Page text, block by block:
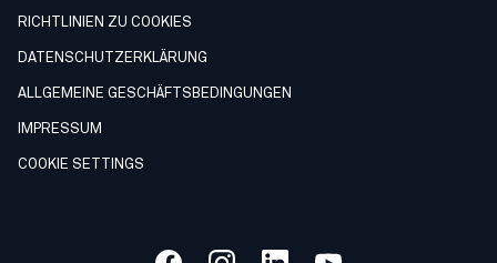
RICHTLINIEN ZU COOKIES
DATENSCHUTZERKLÄRUNG
ALLGEMEINE GESCHÄFTSBEDINGUNGEN
IMPRESSUM
COOKIE SETTINGS